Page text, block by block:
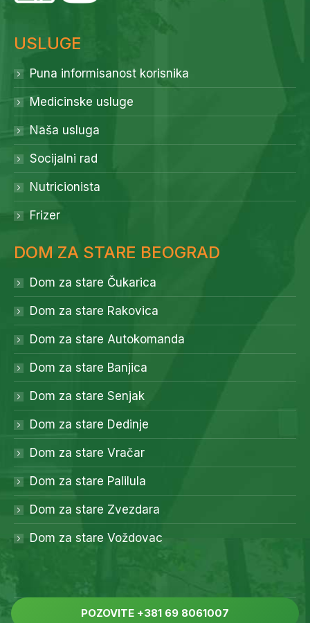
USLUGE
Puna informisanost korisnika
Medicinske usluge
Naša usluga
Socijalni rad
Nutricionista
Frizer
DOM ZA STARE BEOGRAD
Dom za stare Čukarica
Dom za stare Rakovica
Dom za stare Autokomanda
Dom za stare Banjica
Dom za stare Senjak
Dom za stare Dedinje
Dom za stare Vračar
Dom za stare Palilula
Dom za stare Zvezdara
Dom za stare Voždovac
POZOVITE +381 69 8061007
Copyright 2023. Politiku kolačića pročitajte